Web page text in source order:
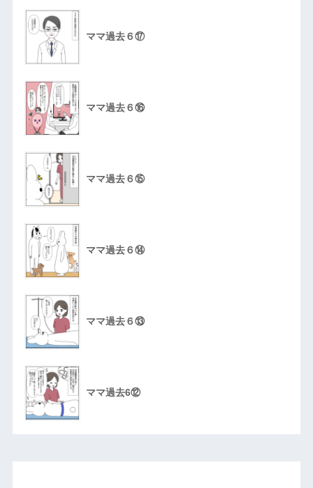
ママ過去６⑰
ママ過去６⑯
ママ過去６⑮
ママ過去６⑭
ママ過去６⑬
ママ過去6⑫